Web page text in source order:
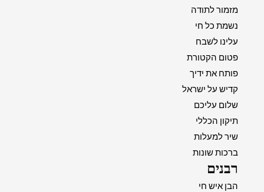
מזמור לתודה
נשמת כל חי
עלינו לשבח
פטום הקטורת
פותח את ידיך
קדיש על ישראל
שלום עליכם
תיקון הכללי
שיר למעלות
ברכות שונות
רבנים
הבן איש חי